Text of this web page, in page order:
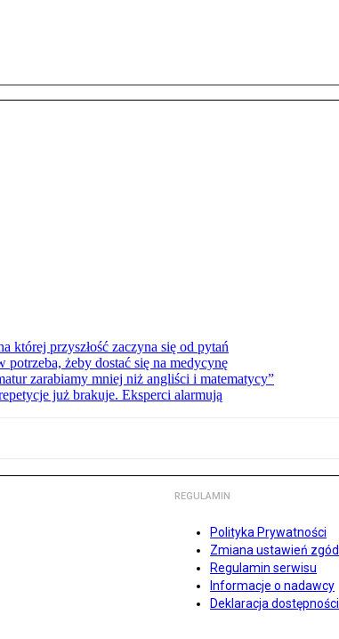
której przyszłość zaczyna się od pytań
żeby dostać się na medycynę
zarabiamy mniej niż angliści i matematycy”
już brakuje. Eksperci alarmują
REGULAMIN
Polityka Prywatności
Zmiana ustawień zgód
Regulamin serwisu
Informacje o nadawcy
Deklaracja dostępności